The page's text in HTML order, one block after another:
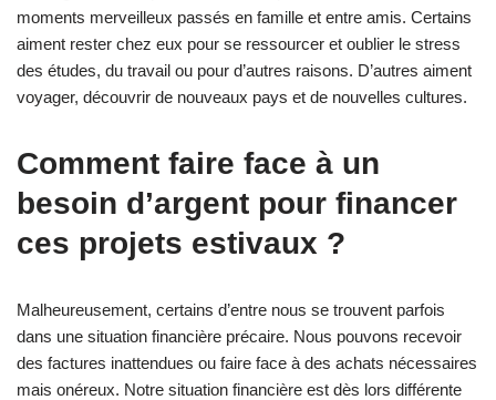
moments merveilleux passés en famille et entre amis. Certains
aiment rester chez eux pour se ressourcer et oublier le stress
des études, du travail ou pour d’autres raisons. D’autres aiment
voyager, découvrir de nouveaux pays et de nouvelles cultures.
Comment faire face à un
besoin d’argent pour financer
ces projets estivaux ?
Malheureusement, certains d’entre nous se trouvent parfois
dans une situation financière précaire. Nous pouvons recevoir
des factures inattendues ou faire face à des achats nécessaires
mais onéreux. Notre situation financière est dès lors différente